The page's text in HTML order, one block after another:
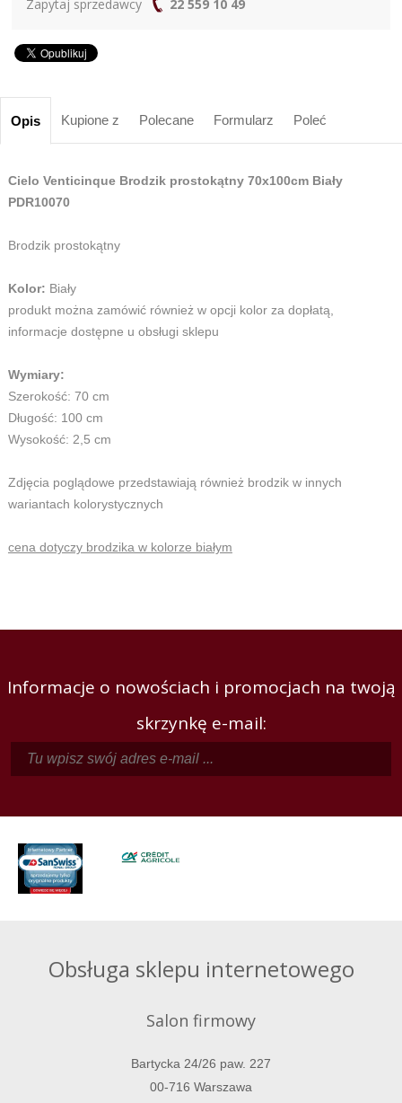
Zapytaj sprzedawcy 22 559 10 49
Opis Kupione z Polecane Formularz Poleć
Cielo Venticinque Brodzik prostokątny 70x100cm Biały
PDR10070
Brodzik prostokątny
Kolor: Biały
produkt można zamówić również w opcji kolor za dopłatą,
informacje dostępne u obsługi sklepu
Wymiary:
Szerokość: 70 cm
Długość: 100 cm
Wysokość: 2,5 cm
Zdjęcia poglądowe przedstawiają również brodzik w innych
wariantach kolorystycznych
cena dotyczy brodzika w kolorze białym
Informacje o nowościach i promocjach na twoją
skrzynkę e-mail:
Obsługa sklepu internetowego
Salon firmowy
Bartycka 24/26 paw. 227
00-716 Warszawa